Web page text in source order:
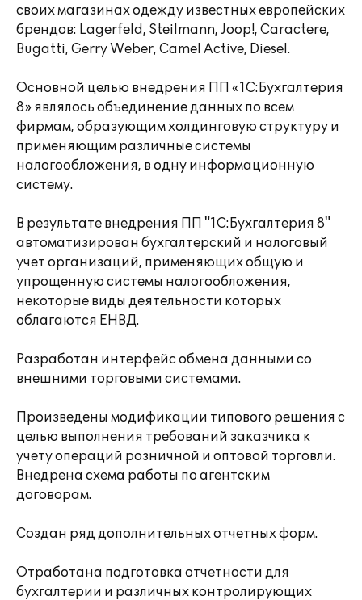
своих магазинах одежду известных европейских
брендов: Lagerfeld, Steilmann, Joop!, Caractere,
Bugatti, Gerry Weber, Camel Active, Diesel.
Основной целью внедрения ПП «1С:Бухгалтерия
8» являлось объединение данных по всем
фирмам, образующим холдинговую структуру и
применяющим различные системы
налогообложения, в одну информационную
систему.
В результате внедрения ПП "1С:Бухгалтерия 8"
автоматизирован бухгалтерский и налоговый
учет организаций, применяющих общую и
упрощенную системы налогообложения,
некоторые виды деятельности которых
облагаются ЕНВД.
Разработан интерфейс обмена данными со
внешними торговыми системами.
Произведены модификации типового решения с
целью выполнения требований заказчика к
учету операций розничной и оптовой торговли.
Внедрена схема работы по агентским
договорам.
Создан ряд дополнительных отчетных форм.
Отработана подготовка отчетности для
бухгалтерии и различных контролирующих